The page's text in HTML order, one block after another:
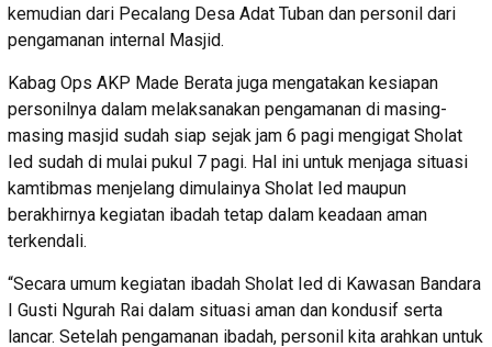
kemudian dari Pecalang Desa Adat Tuban dan personil dari
pengamanan internal Masjid.
Kabag Ops AKP Made Berata juga mengatakan kesiapan
personilnya dalam melaksanakan pengamanan di masing-
masing masjid sudah siap sejak jam 6 pagi mengigat Sholat
Ied sudah di mulai pukul 7 pagi. Hal ini untuk menjaga situasi
kamtibmas menjelang dimulainya Sholat Ied maupun
berakhirnya kegiatan ibadah tetap dalam keadaan aman
terkendali.
“Secara umum kegiatan ibadah Sholat Ied di Kawasan Bandara
I Gusti Ngurah Rai dalam situasi aman dan kondusif serta
lancar. Setelah pengamanan ibadah, personil kita arahkan untuk